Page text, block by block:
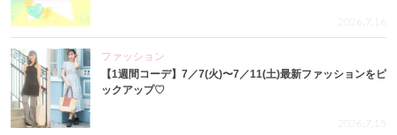
2026.7.16
ファッション
【1週間コーデ】7／7(火)〜7／11(土)最新ファッションをピ
ックアップ♡
2026.7.15